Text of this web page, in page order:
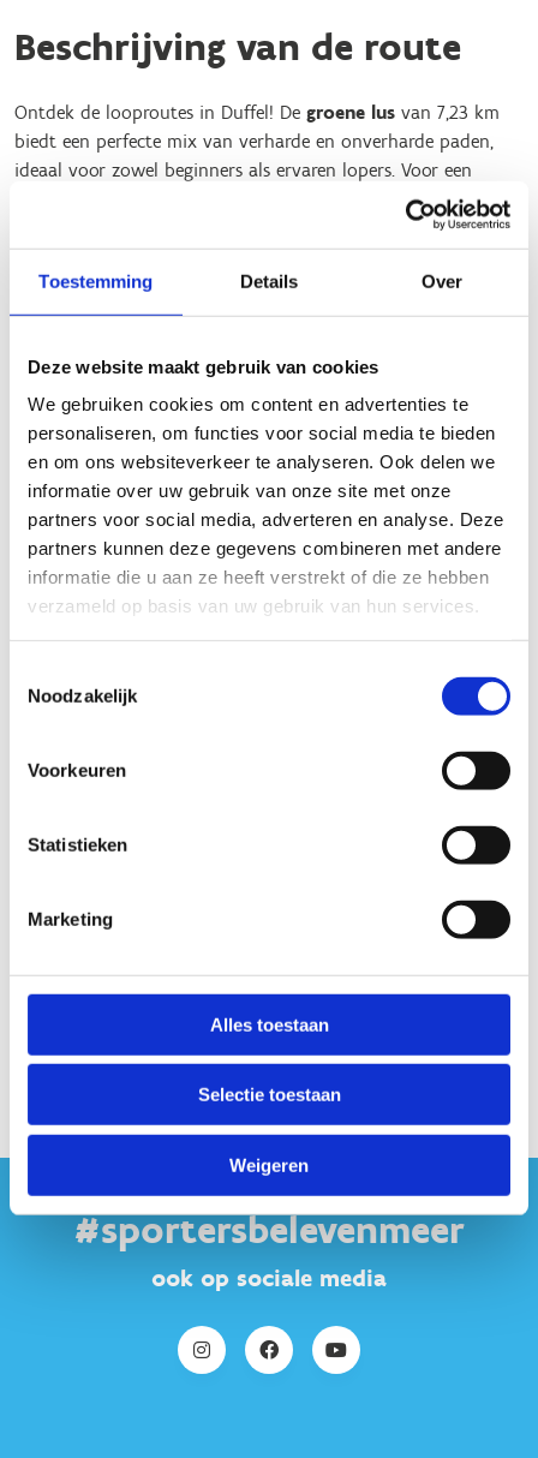
Toestemming Details Over
Deze website maakt gebruik van cookies
We gebruiken cookies om content en advertenties te
personaliseren, om functies voor social media te bieden
en om ons websiteverkeer te analyseren. Ook delen we
informatie over uw gebruik van onze site met onze
partners voor social media, adverteren en analyse. Deze
partners kunnen deze gegevens combineren met andere
informatie die u aan ze heeft verstrekt of die ze hebben
verzameld op basis van uw gebruik van hun services.
Noodzakelijk
Voorkeuren
Statistieken
Marketing
Alles toestaan
Selectie toestaan
Weigeren
Beschrijving van de route
Ontdek de looproutes in Duffel! De groene lus van 7,23 km
biedt een perfecte mix van verharde en onverharde paden,
ideaal voor zowel beginners als ervaren lopers. Voor een
van 5 km perfect. Zoek je
van 10 km.
Of je nu een ontspannen jog wilt doen of je grenzen wilt
aangename loopervaring. Trek je loopschoenen aan en ervaar
Duffel!
Startplaatsen
Hondiuslaan 2570 Duffel
#sportersbelevenmeer
ook op sociale media